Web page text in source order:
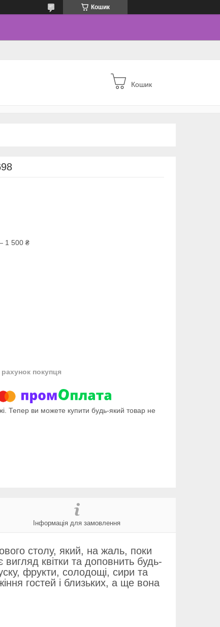
Кошик
Кошик
1 500 ₴
рахунок покупця
Тепер ви можете купити будь-який товар не
Інформація для замовлення
столу, який, на жаль, поки
вигляд квітки та доповнить будь-
фрукти, солодощі, сири та
гостей і близьких, а ще вона